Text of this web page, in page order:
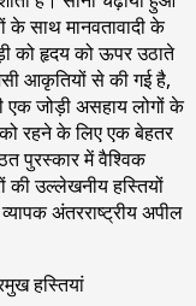
के साथ मानवतावादी के
को हृदय को ऊपर उठाते
आकृतियों से की गई है,
एक जोड़ी असहाय लोगों के
रहने के लिए एक बेहतर
पुरस्कार में वैश्विक
की उल्लेखनीय हस्तियों
अंतरराष्ट्रीय अपील
हस्तियां